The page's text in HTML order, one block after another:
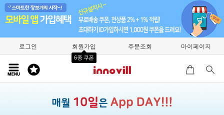
로그인 회원가입
6종 쿠폰
주문조회 마이페이지